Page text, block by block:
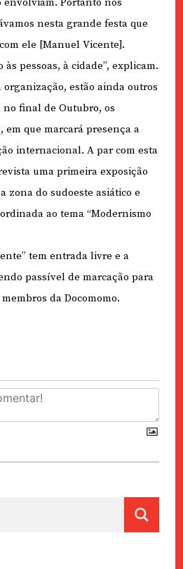
nesta grande festa que
ele [Manuel Vicente].
pessoas, à cidade”, explicam.
organização, estão ainda outros
final de Outubro, os
em que marcará presença a
internacional. A par com esta
uma primeira exposição
zona do sudoeste asiático e
ao tema “Modernismo
tem entrada livre e a
passível de marcação para
da Docomomo.